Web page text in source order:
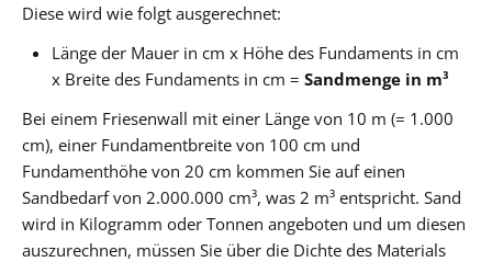
Diese wird wie folgt ausgerechnet:
Länge der Mauer in cm x Höhe des Fundaments in cm
x Breite des Fundaments in cm =Sandmenge in m³
Bei einem Friesenwall mit einer Länge von 10 m (= 1.000
cm), einer Fundamentbreite von 100 cm und
Fundamenthöhe von 20 cm kommen Sie auf einen
Sandbedarf von 2.000.000 cm³, was 2 m³ entspricht. Sand
wird in Kilogramm oder Tonnen angeboten und um diesen
auszurechnen, müssen Sie über die Dichte des Materials